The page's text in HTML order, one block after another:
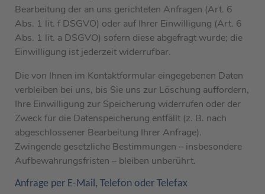
Bearbeitung der an uns gerichteten Anfragen (Art. 6
Abs. 1 lit. f DSGVO) oder auf Ihrer Einwilligung (Art. 6
Abs. 1 lit. a DSGVO) sofern diese abgefragt wurde; die
Einwilligung ist jederzeit widerrufbar.
Die von Ihnen im Kontaktformular eingegebenen Daten
verbleiben bei uns, bis Sie uns zur Löschung auffordern,
Ihre Einwilligung zur Speicherung widerrufen oder der
Zweck für die Datenspeicherung entfällt (z. B. nach
abgeschlossener Bearbeitung Ihrer Anfrage).
Zwingende gesetzliche Bestimmungen – insbesondere
Aufbewahrungsfristen – bleiben unberührt.
Anfrage per E-Mail, Telefon oder Telefax